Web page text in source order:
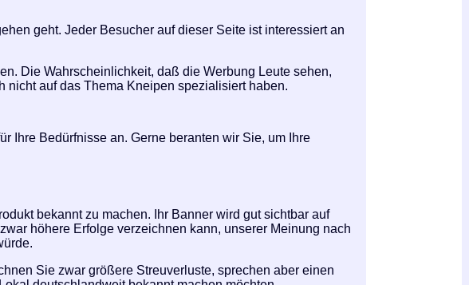
geht. Jeder Besucher auf dieser Seite ist interessiert an
Die Wahrscheinlichkeit, daß die Werbung Leute sehen,
auf das Thema Kneipen spezialisiert haben.
Ihre Bedürfnisse an. Gerne beranten wir Sie, um Ihre
bekannt zu machen. Ihr Banner wird gut sichtbar auf
höhere Erfolge verzeichnen kann, unserer Meinung nach
Sie zwar größere Streuverluste, sprechen aber einen